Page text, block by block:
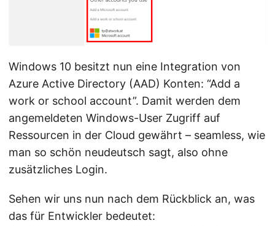
Windows 10 besitzt nun eine Integration von
Azure Active Directory (AAD) Konten: “Add a
work or school account”. Damit werden dem
angemeldeten Windows-User Zugriff auf
Ressourcen in der Cloud gewährt – seamless, wie
man so schön neudeutsch sagt, also ohne
zusätzliches Login.
Sehen wir uns nun nach dem Rückblick an, was
das für Entwickler bedeutet: